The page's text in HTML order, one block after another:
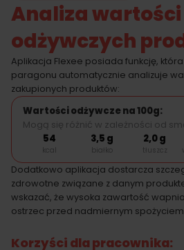
Analiza wartości
odżywczych
Aplikacja Flexee posiada funkcję,
paragonu automatycznie analizuje
zakupionych produktów:
Wartości odżywcze na 100g:
Mogą się różnić w zależności od
54
kcal
3,5 g
białko
2,0 g
tłuszcz
Dodatkowo aplikacja dostarcza
zdrowotne związane z danym
wskazać, że wysoka zawartość
ostrzec przed nadmiernym spożyciem
Korzyści dla pracownika: